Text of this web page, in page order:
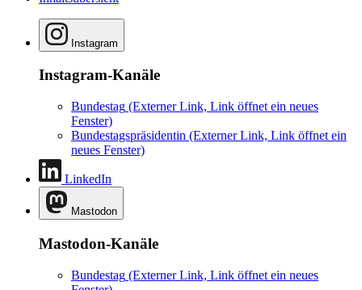
Instagram
Instagram-Kanäle
Bundestag (Externer Link, Link öffnet ein neues
Fenster)
Bundestagspräsidentin (Externer Link, Link öffnet ein
neues Fenster)
LinkedIn
Mastodon
Mastodon-Kanäle
Bundestag (Externer Link, Link öffnet ein neues